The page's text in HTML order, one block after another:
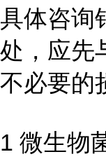
具体咨询
处，应先
不必要的
1 微生物